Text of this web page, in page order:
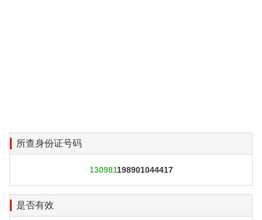
所查身份证号码
130981198901044417
是否有效